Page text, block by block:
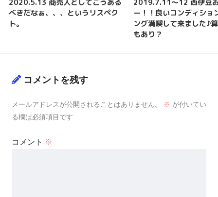
2020.5.13 商売人としてこうある
べきだなぁ、、、というリスペク
ト。
2019.7.11〜12 西伊豆
ー！！良いコンディショ
ング満喫して来ました♪
もあり？
コメントを残す
メールアドレスが公開されることはありません。 ※ が付いてい
る欄は必須項目です
コメント ※